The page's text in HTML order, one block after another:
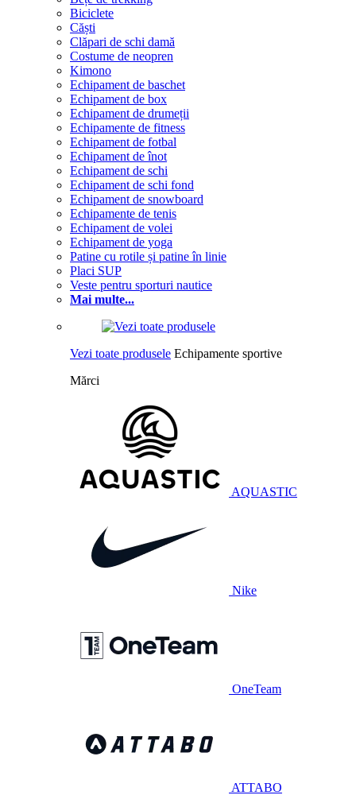
Biciclete
Căști
Clăpari de schi damă
Costume de neopren
Kimono
Echipament de baschet
Echipament de box
Echipament de drumeții
Echipamente de fitness
Echipament de fotbal
Echipament de înot
Echipament de schi
Echipament de schi fond
Echipament de snowboard
Echipamente de tenis
Echipament de volei
Echipament de yoga
Patine cu rotile și patine în linie
Placi SUP
Veste pentru sporturi nautice
Mai multe...
Vezi toate produsele Echipamente sportive
Mărci
AQUASTIC
Nike
OneTeam
ATTABO